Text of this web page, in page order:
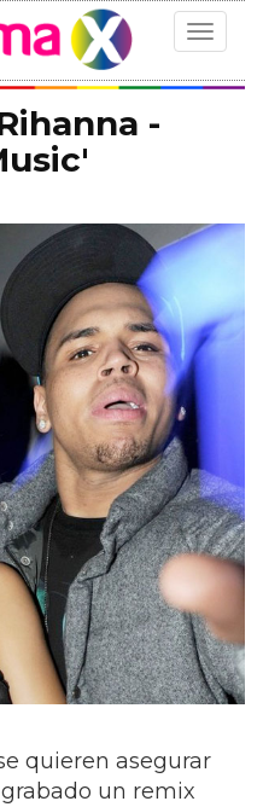
Toggle
-
quieren asegurar
un remix